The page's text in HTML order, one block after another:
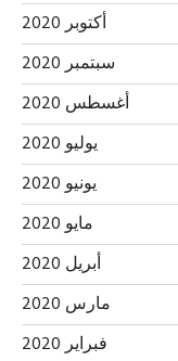
أكتوبر 2020
سبتمبر 2020
أغسطس 2020
يوليو 2020
يونيو 2020
مايو 2020
أبريل 2020
مارس 2020
فبراير 2020